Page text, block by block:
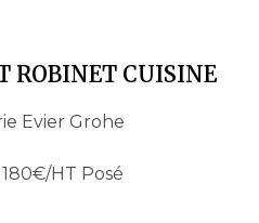
ROBINET CUISINE
Evier Grohe
HT Posé